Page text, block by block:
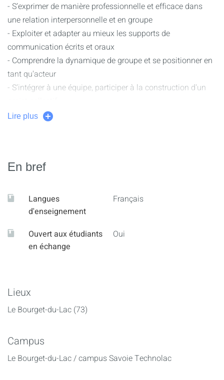
processus et facteurs d’influence, liens
Attitudes : référencement, adhésion,
identification, référent.
Construction de l’individu dans le groupe :
personnalité, socialisation, imitation, adaptation,
intégration...
- Gestion d’une équipe au quotidien :
Accompagner le changement
- Prévention et gestion des conflits :
Différencier le conflit d’autres situations
(difficultés, tensions, crises)
Comprendre et adopter les comportements
- S’exprimer de manière professionnelle et efficace dans
une relation interpersonnelle et en groupe
- Exploiter et adapter au mieux les supports de
communication écrits et oraux
- Comprendre la dynamique de groupe et se positionner en
tant qu'acteur
- S'intégrer à une équipe, participer à la construction d'un
- Savoir appréhender et mettre en œuvre les techniques de
- Résoudre ou gérer le conflit efficacement
Lire plus
En bref
Langues
d'enseignement
Français
Ouvert aux étudiants
en échange
Oui
Lieux
Le Bourget-du-Lac (73)
Campus
Le Bourget-du-Lac / campus Savoie Technolac